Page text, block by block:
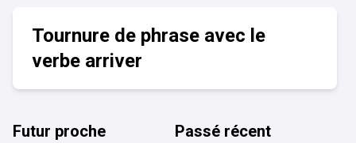
Tournure de phrase avec le
verbe arriver
Futur proche Passé récent